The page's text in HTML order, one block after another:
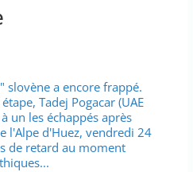
slovène a encore frappé.
Tadej Pogacar (UAE
un les échappés après
l'Alpe d'Huez, vendredi 24
de retard au moment